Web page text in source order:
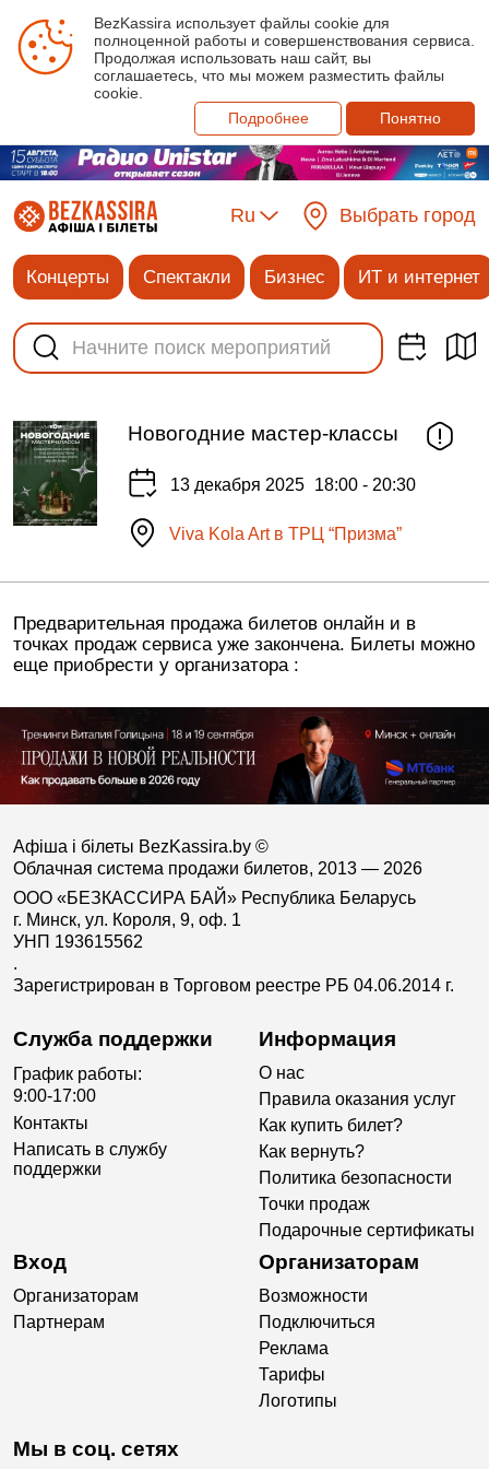
BezKassira использует файлы cookie для
полноценной работы и совершенствования сервиса.
Продолжая использовать наш сайт, вы
соглашаетесь, что мы можем разместить файлы
cookie.
Подробнее
Понятно
Ru Выбрать город
Концерты Спектакли Бизнес ИТ и интернет
Новогодние мастер-классы
13 декабря 2025 18:00 - 20:30
Viva Kola Art в ТРЦ “Призма”
Предварительная продажа билетов онлайн и в
точках продаж сервиса уже закончена. Билеты можно
еще приобрести у организатора :
Афіша і білеты BezKassira.by ©
Облачная система продажи билетов, 2013 — 2026
ООО «БЕЗКАССИРА БАЙ» Республика Беларусь
г. Минск, ул. Короля, 9, оф. 1
УНП 193615562
.
Зарегистрирован в Торговом реестре РБ 04.06.2014 г.
Служба поддержки
График работы:
9:00-17:00
Контакты
Написать в службу
поддержки
Информация
О нас
Правила оказания услуг
Как купить билет?
Как вернуть?
Политика безопасности
Точки продаж
Подарочные сертификаты
Вход
Организаторам
Партнерам
Организаторам
Возможности
Подключиться
Реклама
Тарифы
Логотипы
Мы в соц. сетях